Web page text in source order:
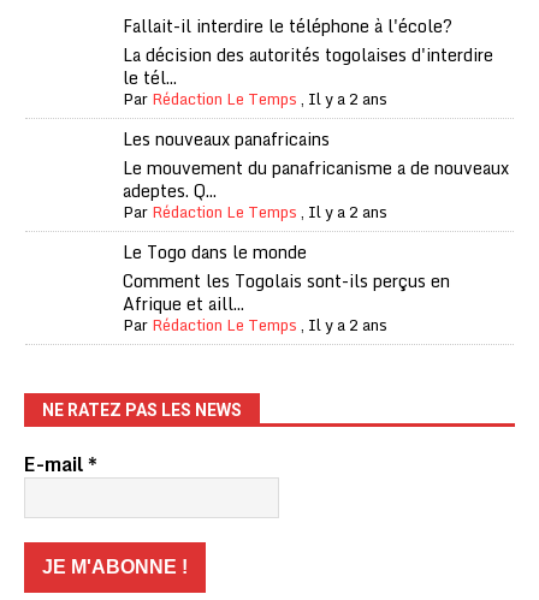
Fallait-il interdire le téléphone à l'école?
La décision des autorités togolaises d'interdire
le tél...
ParRédaction Le Temps, Il y a 2 ans
Les nouveaux panafricains
Le mouvement du panafricanisme a de nouveaux
adeptes. Q...
ParRédaction Le Temps, Il y a 2 ans
Le Togo dans le monde
Comment les Togolais sont-ils perçus en
Afrique et aill...
ParRédaction Le Temps, Il y a 2 ans
NE RATEZ PAS LES NEWS
E-mail*